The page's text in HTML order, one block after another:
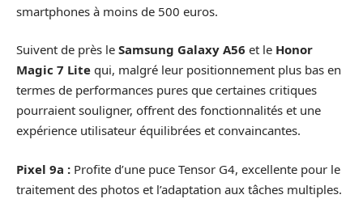
smartphones à moins de 500 euros.
Suivent de près le Samsung Galaxy A56 et le Honor
Magic 7 Lite qui, malgré leur positionnement plus bas en
termes de performances pures que certaines critiques
pourraient souligner, offrent des fonctionnalités et une
expérience utilisateur équilibrées et convaincantes.
Pixel 9a : Profite d’une puce Tensor G4, excellente pour le
traitement des photos et l’adaptation aux tâches multiples.